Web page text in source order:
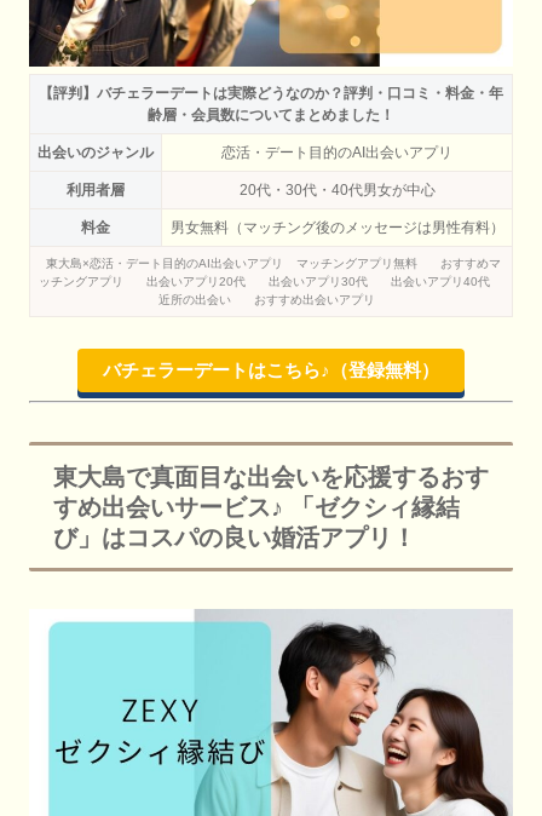
【評判】バチェラーデートは実際どうなのか？評判・口コミ・料金・年
齢層・会員数についてまとめました！
出会いのジャンル 恋活・デート目的のAI出会いアプリ
利用者層 20代・30代・40代男女が中心
料金 男女無料（マッチング後のメッセージは男性有料）
東大島×恋活・デート目的のAI出会いアプリ マッチングアプリ無料
おすすめマ
ッチングアプリ
出会いアプリ20代 出会いアプリ30代
出会いアプリ40代
近所の出会い
おすすめ出会いアプリ
バチェラーデートはこちら♪（登録無料）
東大島で真面目な出会いを応援するおす
すめ出会いサービス♪ 「ゼクシィ縁結
び」はコスパの良い婚活アプリ！